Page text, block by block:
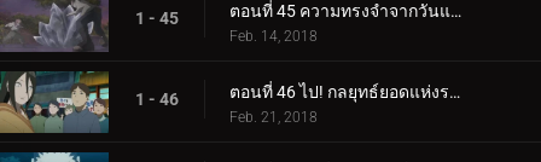
1 - 45 ตอนที่ 45 ความทรงจำจากวันแห่งหิมะ
Feb. 14, 2018
1 - 46 ตอนที่ 46 ไป! กลยุทธ์ยอดแห่งราตรี
Feb. 21, 2018